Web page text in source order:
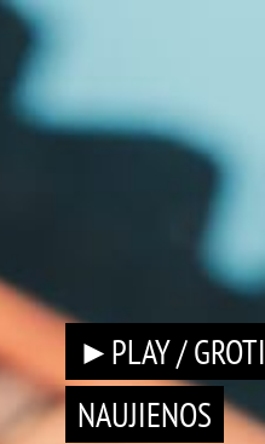
►PLAY / GROTI
NAUJIENOS